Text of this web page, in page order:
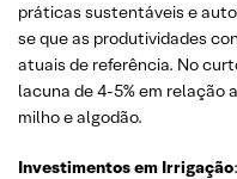
práticas sustentáveis e
se que as produtividades
atuais de referência. No
lacuna de 4-5% em relação
milho e algodão.
Investimentos em Irrigação